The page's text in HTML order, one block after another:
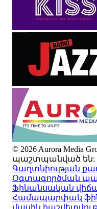
© 2026 Aurora Media
պաշտպանված են:
Գաղտնիության
Օգտագործման
Ֆինանսական
Համապարփակ